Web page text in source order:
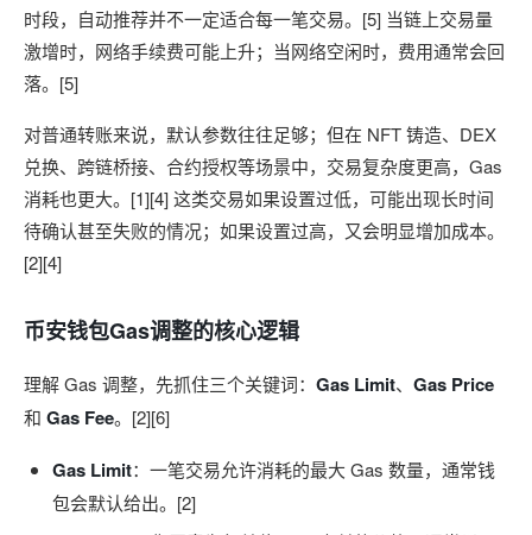
时段，自动推荐并不一定适合每一笔交易。[5] 当链上交易量
激增时，网络手续费可能上升；当网络空闲时，费用通常会回
落。[5]
对普通转账来说，默认参数往往足够；但在 NFT 铸造、DEX
兑换、跨链桥接、合约授权等场景中，交易复杂度更高，Gas
消耗也更大。[1][4] 这类交易如果设置过低，可能出现长时间
待确认甚至失败的情况；如果设置过高，又会明显增加成本。
[2][4]
币安钱包Gas调整的核心逻辑
理解 Gas 调整，先抓住三个关键词： Gas Limit、 Gas Price
和 Gas Fee。[2][6]
Gas Limit：一笔交易允许消耗的最大 Gas 数量，通常钱
包会默认给出。[2]